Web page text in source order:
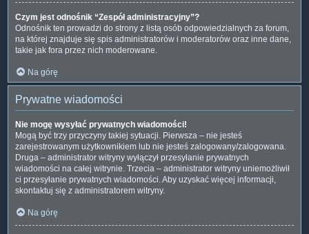
Czym jest odnośnik “Zespół administracyjny”?
Odnośnik ten prowadzi do strony z listą osób odpowiedzialnych za forum,
na której znajduje się spis administratorów i moderatorów oraz inne dane,
takie jak fora przez nich moderowane.
Na górę
Prywatne wiadomości
Nie mogę wysyłać prywatnych wiadomości!
Mogą być trzy przyczyny takiej sytuacji. Pierwsza – nie jesteś
zarejestrowanym użytkownikiem lub nie jesteś zalogowany/zalogowana.
Druga – administrator witryny wyłączył przesyłanie prywatnych
wiadomości na całej witrynie. Trzecia – administrator witryny uniemożliwił
ci przesyłanie prywatnych wiadomości. Aby uzyskać więcej informacji,
skontaktuj się z administratorem witryny.
Na górę